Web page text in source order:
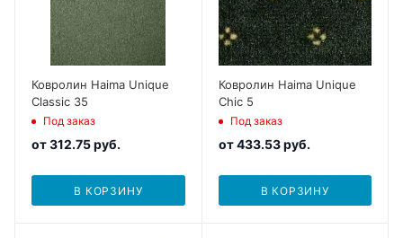
Ковролин Haima Unique
Classic 35
Под заказ
от312.75 руб.
В КОРЗИНУ
Ковролин Haima Unique
Chic 5
Под заказ
от433.53 руб.
В КОРЗИНУ